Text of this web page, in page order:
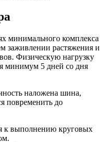
минимального комплекса
заживлении растяжения и
Физическую нагрузку
минимум 5 дней со дня
наложена шина,
повременить до
к выполнению круговых